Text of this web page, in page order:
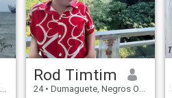
Rod Timtim
24 • Dumaguete, Negros Oriental, Filipinas